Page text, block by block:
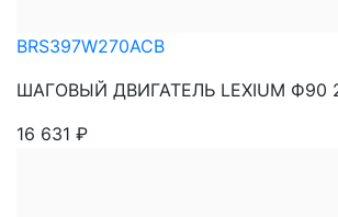
BRS397W270ACB
ШАГОВЫЙ ДВИГАТЕЛЬ LEXIUM Ф90
16 631 ₽